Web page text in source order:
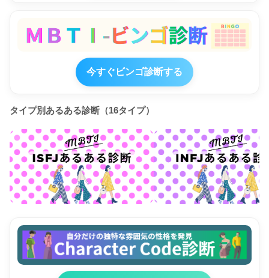
今すぐビンゴ診断する
タイプ別あるある診断（16タイプ）